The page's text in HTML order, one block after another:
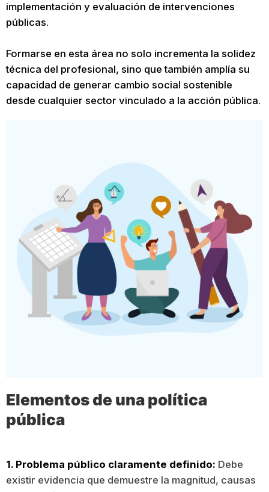
implementación y evaluación de intervenciones
públicas.
Formarse en esta área no solo incrementa la solidez
técnica del profesional, sino que también amplía su
capacidad de generar cambio social sostenible
desde cualquier sector vinculado a la acción pública.
Elementos de una política
pública
1. Problema público claramente definido: Debe
existir evidencia que demuestre la magnitud, causas